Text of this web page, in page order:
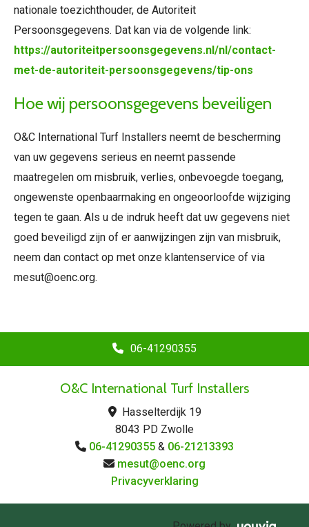
nationale toezichthouder, de Autoriteit
Persoonsgegevens. Dat kan via de volgende link:
https://autoriteitpersoonsgegevens.nl/nl/contact-
met-de-autoriteit-persoonsgegevens/tip-ons
Hoe wij persoonsgegevens beveiligen
O&C International Turf Installers neemt de bescherming
van uw gegevens serieus en neemt passende
maatregelen om misbruik, verlies, onbevoegde toegang,
ongewenste openbaarmaking en ongeoorloofde wijziging
tegen te gaan. Als u de indruk heeft dat uw gegevens niet
goed beveiligd zijn of er aanwijzingen zijn van misbruik,
neem dan contact op met onze klantenservice of via
mesut@oenc.org.
06-41290355
O&C International Turf Installers
Hasselterdijk 19
8043 PD Zwolle
 06-41290355 & 06-21213393
 mesut@oenc.org
Privacyverklaring